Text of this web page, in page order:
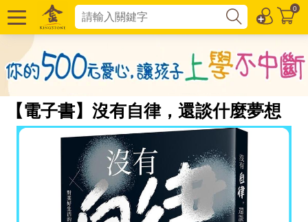
0
【電子書】沒有自律，還談什麼夢想